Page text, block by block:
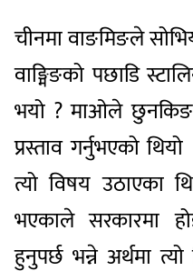
चीनमा वाङमिङले
वाङ्मिङको पछाडि
भयो ? माओले छुनकिङ
प्रस्ताव गर्नुभएको
त्यो विषय उठाएका
भएकाले सरकारमा
हुनुपर्छ भन्ने अर्थमा